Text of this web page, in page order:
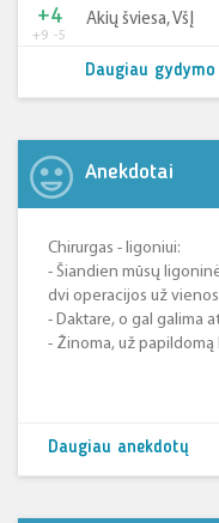
+9 -5
+4 Akių šviesa, VšĮ
Daugiau
Anekdotai
Chirurgas - ligoniui:
- Šiandien mūsų
dvi operacijos už
- Daktare, o gal galima
- Žinoma, už papildomą
Daugiau anekdotų